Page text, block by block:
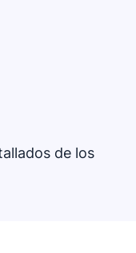
de los